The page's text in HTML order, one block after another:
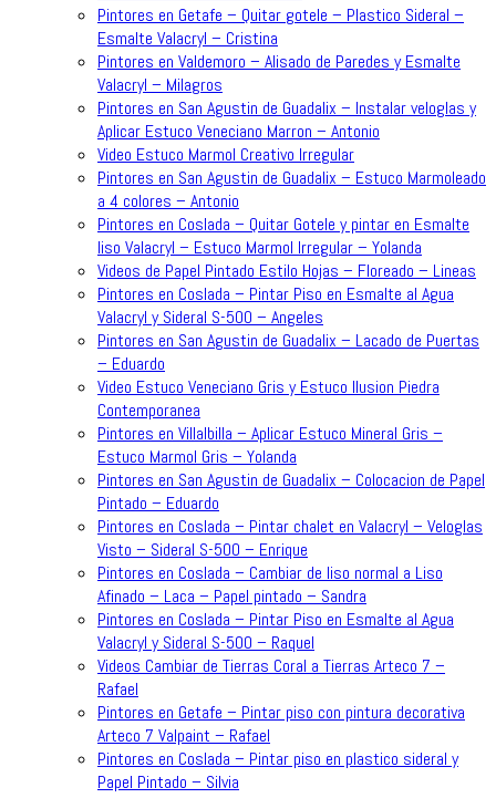
Pintores en Getafe – Quitar gotele – Plastico Sideral –
Esmalte Valacryl – Cristina
Pintores en Valdemoro – Alisado de Paredes y Esmalte
Valacryl – Milagros
Pintores en San Agustin de Guadalix – Instalar veloglas y
Aplicar Estuco Veneciano Marron – Antonio
Video Estuco Marmol Creativo Irregular
Pintores en San Agustin de Guadalix – Estuco Marmoleado
a 4 colores – Antonio
Pintores en Coslada – Quitar Gotele y pintar en Esmalte
liso Valacryl – Estuco Marmol Irregular – Yolanda
Videos de Papel Pintado Estilo Hojas – Floreado – Lineas
Pintores en Coslada – Pintar Piso en Esmalte al Agua
Valacryl y Sideral S-500 – Angeles
Pintores en San Agustin de Guadalix – Lacado de Puertas
– Eduardo
Video Estuco Veneciano Gris y Estuco Ilusion Piedra
Contemporanea
Pintores en Villalbilla – Aplicar Estuco Mineral Gris –
Estuco Marmol Gris – Yolanda
Pintores en San Agustin de Guadalix – Colocacion de Papel
Pintado – Eduardo
Pintores en Coslada – Pintar chalet en Valacryl – Veloglas
Visto – Sideral S-500 – Enrique
Pintores en Coslada – Cambiar de liso normal a Liso
Afinado – Laca – Papel pintado – Sandra
Pintores en Coslada – Pintar Piso en Esmalte al Agua
Valacryl y Sideral S-500 – Raquel
Videos Cambiar de Tierras Coral a Tierras Arteco 7 –
Rafael
Pintores en Getafe – Pintar piso con pintura decorativa
Arteco 7 Valpaint – Rafael
Pintores en Coslada – Pintar piso en plastico sideral y
Papel Pintado – Silvia